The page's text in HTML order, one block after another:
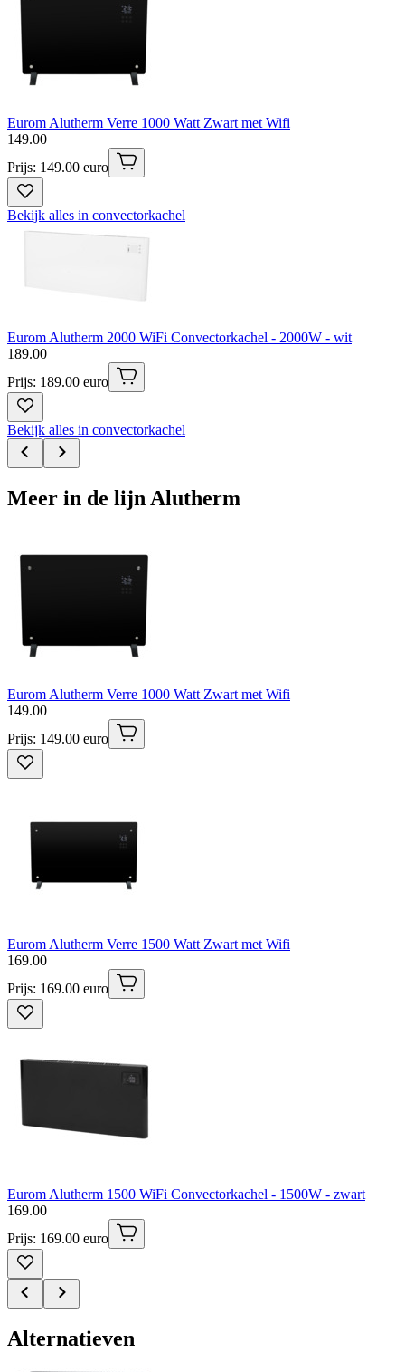
Eurom Alutherm Verre 1000 Watt Zwart met Wifi
149.00
Prijs: 149.00 euro
Bekijk alles in convectorkachel
Eurom Alutherm 2000 WiFi Convectorkachel - 2000W - wit
189.00
Prijs: 189.00 euro
Bekijk alles in convectorkachel
Meer in de lijn Alutherm
Eurom Alutherm Verre 1000 Watt Zwart met Wifi
149.00
Prijs: 149.00 euro
Eurom Alutherm Verre 1500 Watt Zwart met Wifi
169.00
Prijs: 169.00 euro
Eurom Alutherm 1500 WiFi Convectorkachel - 1500W - zwart
169.00
Prijs: 169.00 euro
Alternatieven